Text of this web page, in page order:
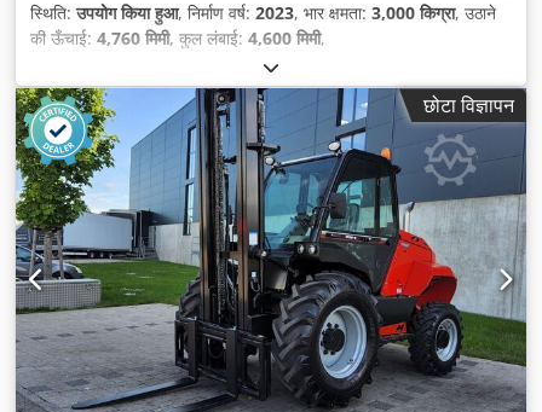
स्थिति:उपयोग किया हुआ, निर्माण वर्ष: 2023, भार क्षमता: 3,000 किग्रा, उठाने
की ऊँचाई: 4,760 मिमी, कुल लंबाई: 4,600 मिमी,
छोटा विज्ञापन